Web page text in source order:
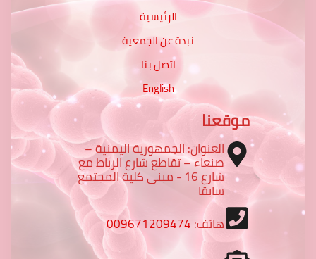
الرئيسية
نبذة عن الجمعية
اتصل بنا
English
موقعنا
العنوان: الجمهورية اليمنية –
صنعاء – تقاطع شارع الرباط مع
شارع 16 - مبنى كلية المجتمع
سابقا
هاتف:009671209474